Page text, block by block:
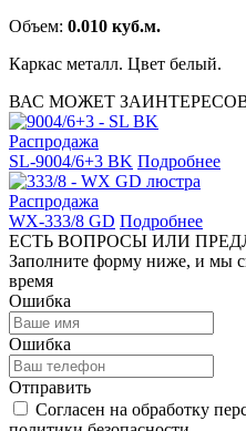
Объем: 0.010 куб.м.
Каркас металл. Цвет белый.
ВАС МОЖЕТ
Распродажа
SL-9004/6+3 BK Подробнее
Распродажа
WX-333/8 GD Подробнее
ЕСТЬ ВОПРОСЫ ИЛИ
Заполните форму ниже, и мы
время
Ошибка
Ошибка
Отправить
Согласен на обработку